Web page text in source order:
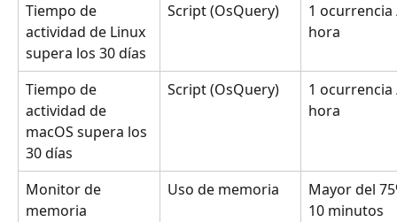
Tiempo de
actividad de Linux
supera los 30 días
Script (OsQuery)
1
hora
Tiempo de
actividad de
macOS supera los
30 días
Script (OsQuery)
1
hora
Monitor de
memoria
Uso de memoria
Mayor del
10 minutos